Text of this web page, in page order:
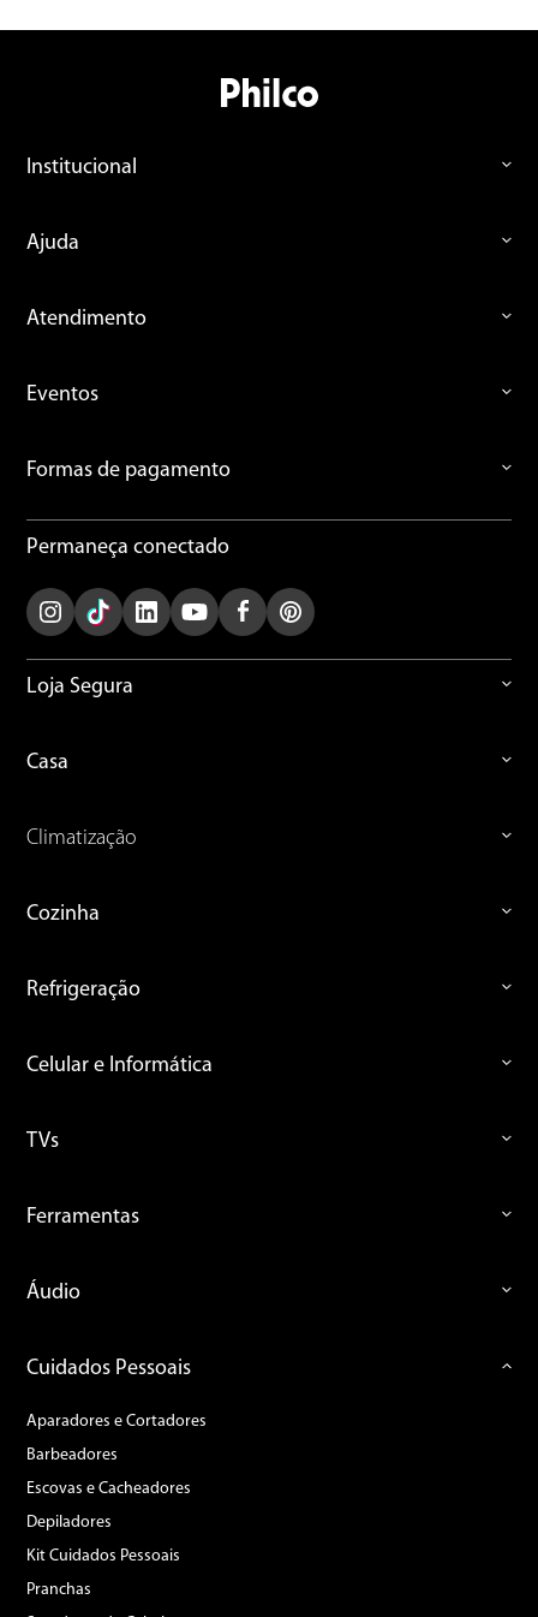
Institucional
Ajuda
Atendimento
Eventos
Formas de pagamento
Permaneça conectado
Loja Segura
Casa
Climatização
Cozinha
Refrigeração
Celular e Informática
TVs
Ferramentas
Áudio
Cuidados Pessoais
Aparadores e Cortadores
Barbeadores
Escovas e Cacheadores
Depiladores
Kit Cuidados Pessoais
Pranchas